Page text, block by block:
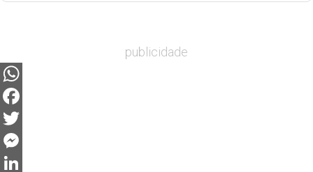
publicidade
WhatsApp
Facebook
Twitter
Messenger